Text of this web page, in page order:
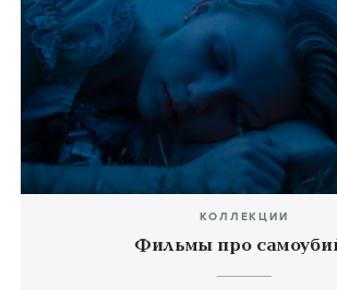
КОЛЛЕКЦИИ
Фильмы про